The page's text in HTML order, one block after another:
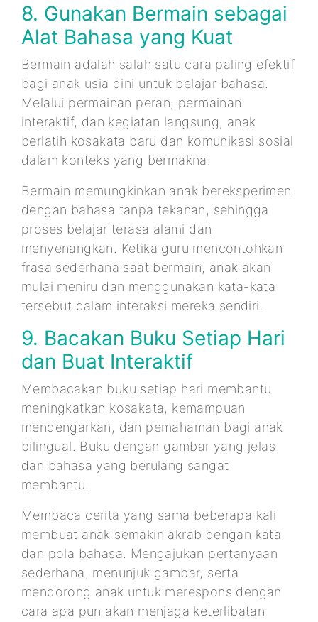
8. Gunakan Bermain sebagai
Alat Bahasa yang Kuat
Bermain adalah salah satu cara paling efektif
bagi anak usia dini untuk belajar bahasa.
Melalui permainan peran, permainan
interaktif, dan kegiatan langsung, anak
berlatih kosakata baru dan komunikasi sosial
dalam konteks yang bermakna.
Bermain memungkinkan anak bereksperimen
dengan bahasa tanpa tekanan, sehingga
proses belajar terasa alami dan
menyenangkan. Ketika guru mencontohkan
frasa sederhana saat bermain, anak akan
mulai meniru dan menggunakan kata-kata
tersebut dalam interaksi mereka sendiri.
9. Bacakan Buku Setiap Hari
dan Buat Interaktif
Membacakan buku setiap hari membantu
meningkatkan kosakata, kemampuan
mendengarkan, dan pemahaman bagi anak
bilingual. Buku dengan gambar yang jelas
dan bahasa yang berulang sangat
membantu.
Membaca cerita yang sama beberapa kali
membuat anak semakin akrab dengan kata
dan pola bahasa. Mengajukan pertanyaan
sederhana, menunjuk gambar, serta
mendorong anak untuk merespons dengan
cara apa pun akan menjaga keterlibatan